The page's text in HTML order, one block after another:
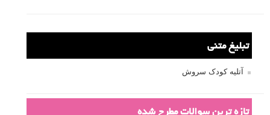
تبلیغ متنی
آتلیه کودک سروش
تازه ترین سوالات مطرح شده